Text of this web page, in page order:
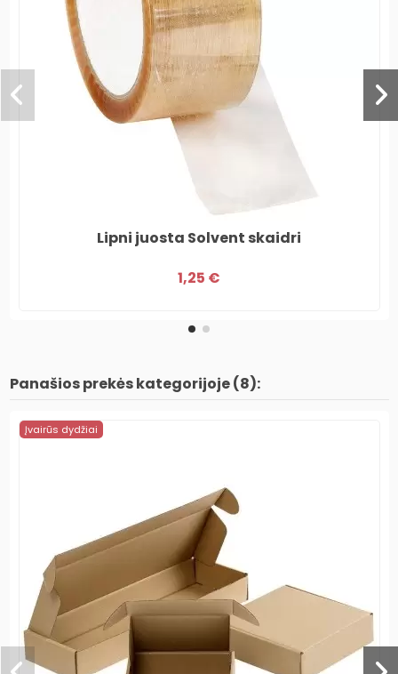
Lipni juosta Solvent skaidri
1,25 €
Panašios prekės kategorijoje (8):
Įvairūs dydžiai